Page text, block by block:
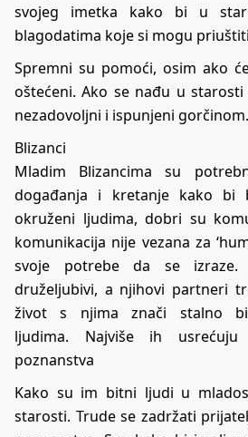
svojeg imetka kako bi u
blagodatima koje si mogu
Spremni su pomoći, osim ako
oštećeni. Ako se nađu u
nezadovoljni i ispunjeni gorčinom.
Blizanci
Mladim Blizancima su
događanja i kretanje kako bi
okruženi ljudima, dobri su
komunikacija nije vezana za
svoje potrebe da se
druželjubivi, a njihovi partneri
život s njima znači stalno
ljudima. Najviše ih
poznanstva
Kako su im bitni ljudi u
starosti. Trude se zadržati